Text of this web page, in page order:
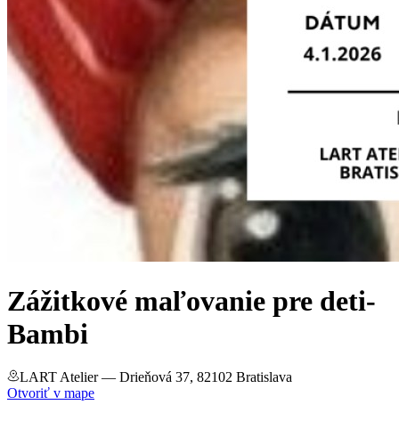
Zážitkové maľovanie pre deti-
Bambi
LART Atelier— Drieňová 37, 82102 Bratislava
Otvoriť v mape